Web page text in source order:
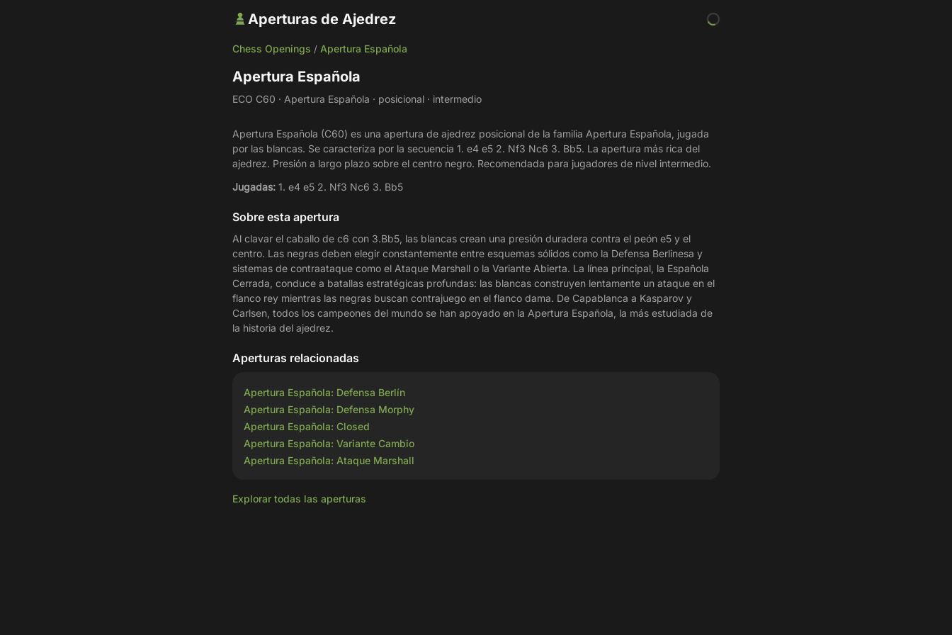
Aperturas de Ajedrez
Chess Openings / Apertura Española
Apertura Española
ECO C60 · Apertura Española · posicional · intermedio
Apertura Española (C60) es una apertura de ajedrez posicional de la familia Apertura Española, jugada
por las blancas. Se caracteriza por la secuencia 1. e4 e5 2. Nf3 Nc6 3. Bb5. La apertura más rica del
ajedrez. Presión a largo plazo sobre el centro negro. Recomendada para jugadores de nivel intermedio.
Jugadas: 1. e4 e5 2. Nf3 Nc6 3. Bb5
Sobre esta apertura
Al clavar el caballo de c6 con 3.Bb5, las blancas crean una presión duradera contra el peón e5 y el
centro. Las negras deben elegir constantemente entre esquemas sólidos como la Defensa Berlinesa y
sistemas de contraataque como el Ataque Marshall o la Variante Abierta. La línea principal, la Española
Cerrada, conduce a batallas estratégicas profundas: las blancas construyen lentamente un ataque en el
flanco rey mientras las negras buscan contrajuego en el flanco dama. De Capablanca a Kasparov y
Carlsen, todos los campeones del mundo se han apoyado en la Apertura Española, la más estudiada de
la historia del ajedrez.
Aperturas relacionadas
Apertura Española: Defensa Berlín
Apertura Española: Defensa Morphy
Apertura Española: Closed
Apertura Española: Variante Cambio
Apertura Española: Ataque Marshall
Explorar todas las aperturas